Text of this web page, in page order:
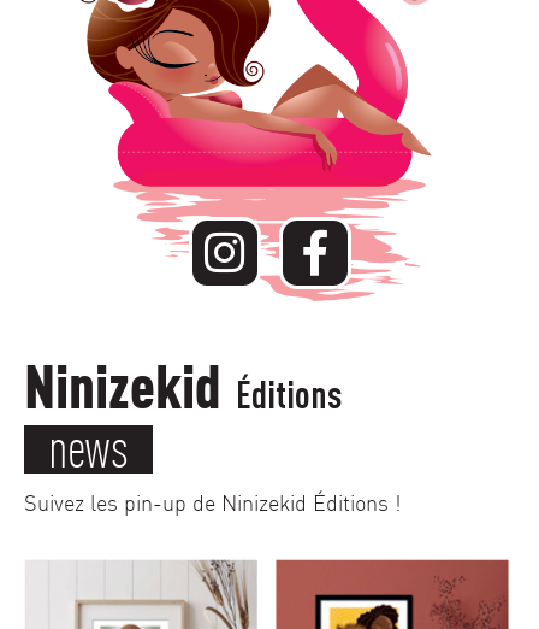
Ninizekid Éditions
news
Suivez les pin-up de Ninizekid Éditions !